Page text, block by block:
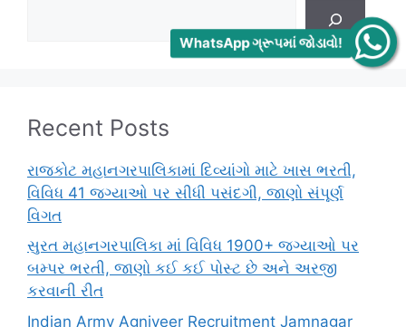
Recent Posts
રાજકોટ મહાનગરપાલિકામાં દિવ્યાંગો માટે ખાસ ભરતી,
વિવિધ 41 જગ્યાઓ પર સીધી પસંદગી, જાણો સંપૂર્ણ
વિગત
સુરત મહાનગરપાલિકા માં વિવિધ 1900+ જગ્યાઓ પર
બમ્પર ભરતી, જાણો કઈ કઈ પોસ્ટ છે અને અરજી
કરવાની રીત
Indian Army Agniveer Recruitment Jamnagar
WhatsApp ગ્રૂપમાં જોડાવો!